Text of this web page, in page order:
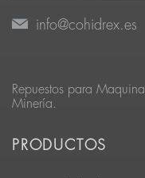
info@cohidrex.es
Repuestos para
Minería.
PRODUCTOS